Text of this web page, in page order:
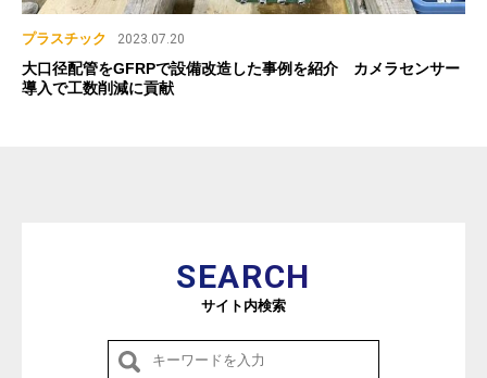
プラスチック 2023.07.20
大口径配管をGFRPで設備改造した事例を紹介 カメラセンサー
導入で工数削減に貢献
SEARCH
サイト内検索